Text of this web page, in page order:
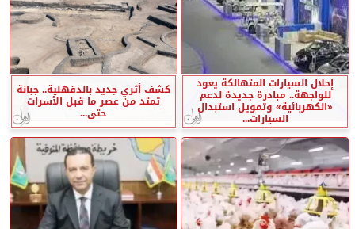
إحلال السيارات المتهالكة يعود
للواجهة.. مبادرة جديدة لدعم
«الكهربائية» وتمويل استبدال
السيارات...
كشف أثري جديد بالدقهلية.. جبانة
تمتد من عصر ما قبل الأسرات
حتى...